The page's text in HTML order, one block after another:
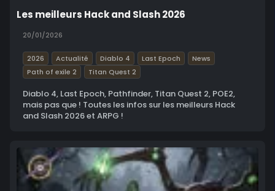
Les meilleurs Hack and Slash 2026
20/01/2026
2026 Actualité Diablo 4 Last Epoch
News
Path of exile 2
Titan Quest 2
Diablo 4, Last Epoch, Pathfinder, Titan Quest 2, POE2,
mais pas que ! Toutes les infos sur les meilleurs Hack
and Slash 2026 et ARPG !